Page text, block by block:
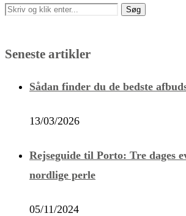
Seneste artikler
Sådan finder du de bedste
13/03/2026
Rejseguide til Porto: Tre dages
nordlige perle
05/11/2024